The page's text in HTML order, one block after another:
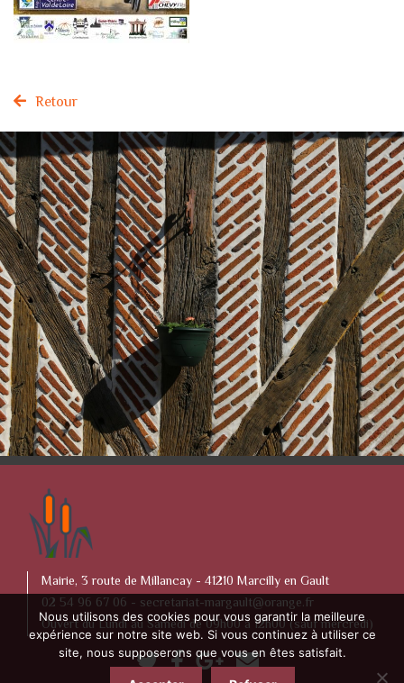
Retour
Mairie, 3 route de Millancay - 41210 Marcilly en Gault
02 54 96 67 06 - secretariat-margault@orange.fr
Ouvert du Lundi au Samedi de 09h00 à 12h00 (sauf mercredi)
Nous utilisons des cookies pour vous garantir la meilleure
expérience sur notre site web. Si vous continuez à utiliser ce
site, nous supposerons que vous en êtes satisfait.